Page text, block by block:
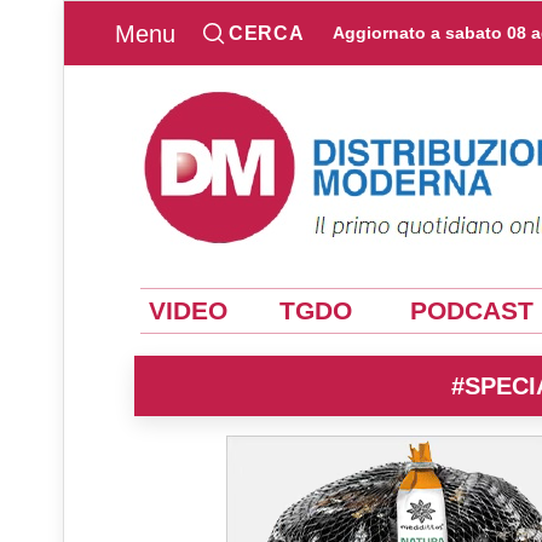
Menu CERCA Aggiornato a sabato 08
VIDEO TGDO PODCAST